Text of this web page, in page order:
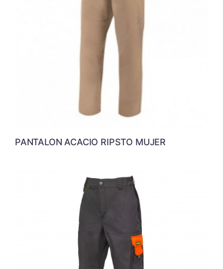
PANTALON ACACIO RIPSTO MUJER